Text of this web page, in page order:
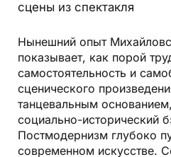
сцены из спектакля
Нынешний опыт
показывает, как порой
самостоятельность и
сценического
танцевальным
социально-исторический
Постмодернизм глубоко
современном искусстве.